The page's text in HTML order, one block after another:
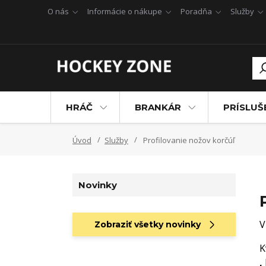
O nás Informácie o nákupe Poradňa Služby
HRÁČ BRANKÁR
Úvod Služby Profilovanie nožov korčúľ
Novinky
Zobraziť všetky novinky
,